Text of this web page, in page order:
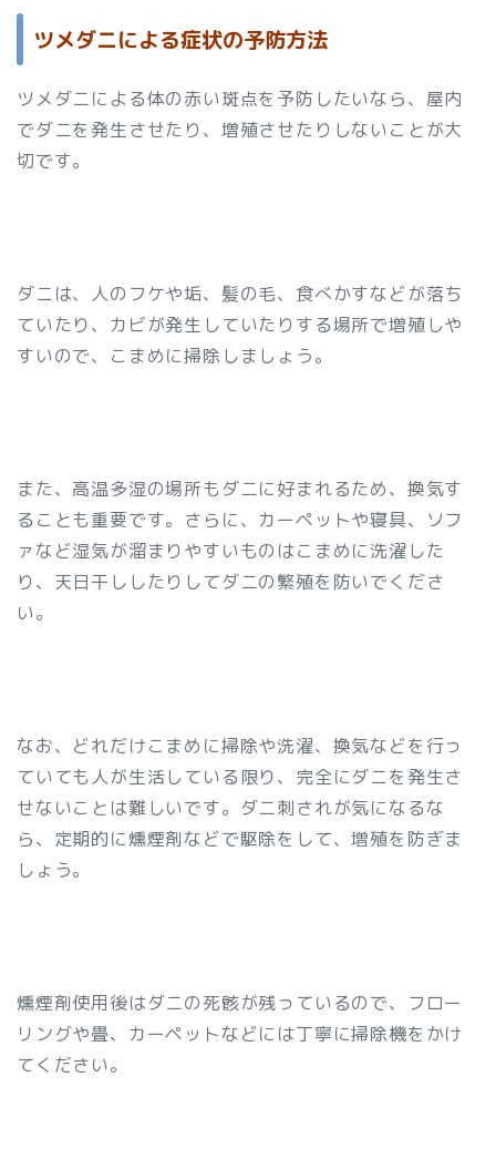
ツメダニによる症状の予防方法
ツメダニによる体の赤い斑点を予防したいなら、屋内
でダニを発生させたり、増殖させたりしないことが大
切です。
ダニは、人のフケや垢、髪の毛、食べかすなどが落ち
ていたり、カビが発生していたりする場所で増殖しや
すいので、こまめに掃除しましょう。
また、高温多湿の場所もダニに好まれるため、換気す
ることも重要です。さらに、カーペットや寝具、ソフ
ァなど湿気が溜まりやすいものはこまめに洗濯した
り、天日干ししたりしてダニの繁殖を防いでくださ
い。
なお、どれだけこまめに掃除や洗濯、換気などを行っ
ていても人が生活している限り、完全にダニを発生さ
せないことは難しいです。ダニ刺されが気になるな
ら、定期的に燻煙剤などで駆除をして、増殖を防ぎま
しょう。
燻煙剤使用後はダニの死骸が残っているので、フロー
リングや畳、カーペットなどには丁寧に掃除機をかけ
てください。